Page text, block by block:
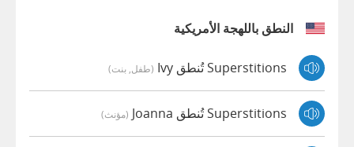
النطق باللهجة الأمريكية
Superstitions تُنطق Ivy (طفل, بنت)
Superstitions تُنطق Joanna (مؤنث)